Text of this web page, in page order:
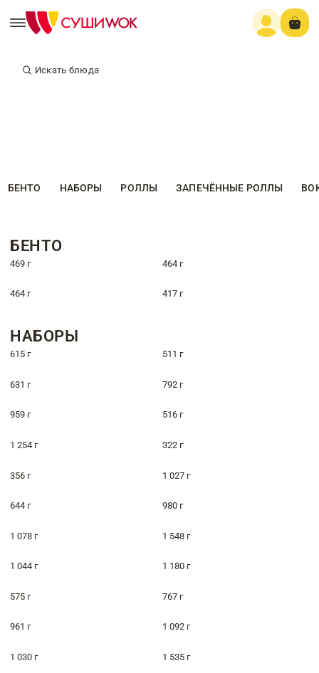
Искать блюда
БЕНТО НАБОРЫ РОЛЛЫ ЗАПЕЧЁННЫЕ РОЛЛЫ
БЕНТО
469 г 464 г
464 г 417 г
НАБОРЫ
615 г 511 г
631 г 792 г
959 г 516 г
1 254 г 322 г
356 г 1 027 г
644 г 980 г
1 078 г 1 548 г
1 044 г 1 180 г
575 г 767 г
961 г 1 092 г
1 030 г 1 535 г